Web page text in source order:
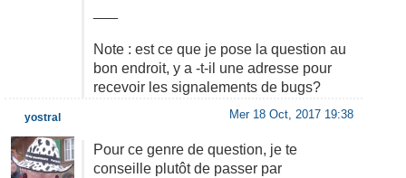
Note : est ce que je pose la question au
bon endroit, y a -t-il une adresse pour
recevoir les signalements de bugs?
Mer 18 Oct, 2017 19:38
Pour ce genre de question, je te
conseille plutôt de passer par
yostral